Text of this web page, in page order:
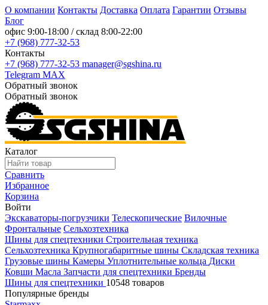
О компании Контакты Доставка Оплата Гарантии Отзывы
Блог
офис 9:00-18:00 / склад 8:00-22:00
+7 (968) 777-32-53
Контакты
+7 (968) 777-32-53 manager@sgshina.ru
Telegram MAX
Обратный звонок
Обратный звонок
Каталог
Сравнить
Избранное
Корзина
Войти
Экскаваторы-погрузчики Телескопические Вилочные
Фронтальные Сельхозтехника
Шины для спецтехники Строительная техника
Сельхозтехника Крупногабаритные шины Складская техника
Грузовые шины Камеры Уплотнительные кольца Диски
Ковши Масла Запчасти для спецтехники Бренды
Шины для спецтехники 10548 товаров
Популярные бренды